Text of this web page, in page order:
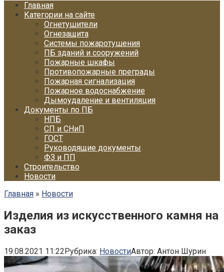
Главная
Категории на сайте
Огнетушители
Огнезащита
Системы пожаротушения
ПБ зданий и сооружений
Пожарные шкафы
Противопожарные преграды
Пожарная сигнализация
Пожарное водоснабжение
Дымоудаление и вентиляция
Документы по ПБ
НПБ
СП и СНиП
ГОСТ
Руководящие документы
ФЗ и ПП
Строительство
Новости
Главная » Новости
Изделия из искусственного камня на
заказ
19.08.2021 11:22Рубрика: НовостиАвтор: Антон Шурин